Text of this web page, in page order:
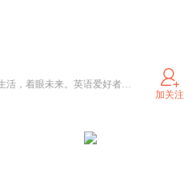
谋生存，求发展，享受生活，着眼未来。英语爱好者，和大家一起学习。
加关注